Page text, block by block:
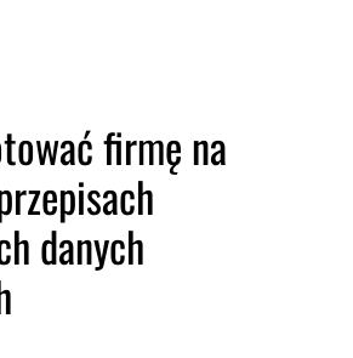
firmę na
danych